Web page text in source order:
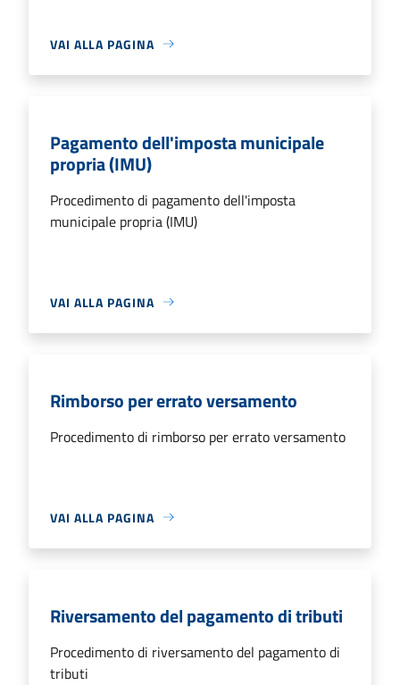
VAI ALLA PAGINA
Pagamento dell'imposta municipale
propria (IMU)
Procedimento di pagamento dell'imposta
municipale propria (IMU)
VAI ALLA PAGINA
Rimborso per errato versamento
Procedimento di rimborso per errato versamento
VAI ALLA PAGINA
Riversamento del pagamento di tributi
Procedimento di riversamento del pagamento di
tributi